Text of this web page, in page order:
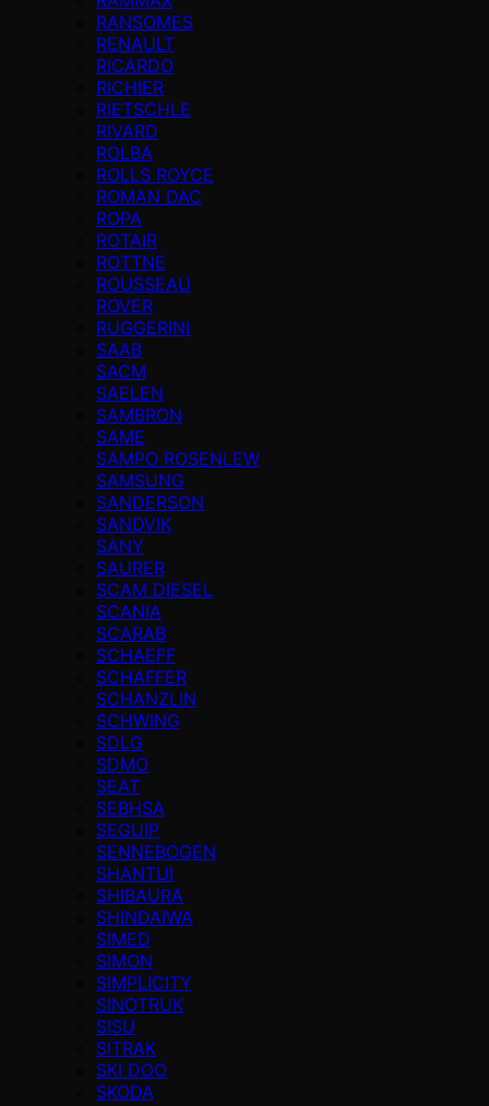
RANSOMES
RENAULT
RICARDO
RICHIER
RIETSCHLE
RIVARD
ROLBA
ROLLS ROYCE
ROMAN DAC
ROPA
ROTAIR
ROTTNE
ROUSSEAU
ROVER
RUGGERINI
SAAB
SACM
SAELEN
SAMBRON
SAME
SAMPO ROSENLEW
SAMSUNG
SANDERSON
SANDVIK
SANY
SAURER
SCAM DIESEL
SCANIA
SCARAB
SCHAEFF
SCHAFFER
SCHANZLIN
SCHWING
SDLG
SDMO
SEAT
SEBHSA
SEGUIP
SENNEBOGEN
SHANTUI
SHIBAURA
SHINDAIWA
SIMED
SIMON
SIMPLICITY
SINOTRUK
SISU
SITRAK
SKI DOO
SKODA